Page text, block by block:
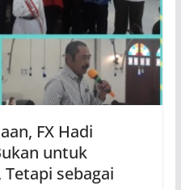
FX Hadi
untuk
Tetapi sebagai